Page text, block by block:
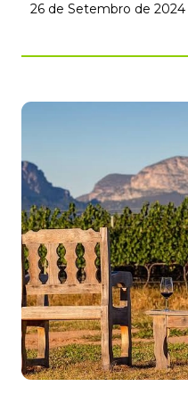
26 de Setembro de 2024